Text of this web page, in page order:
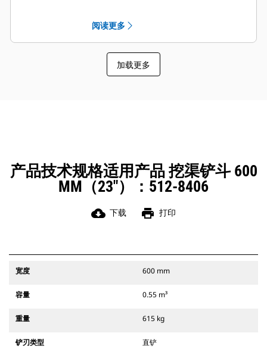
能铲斗配有可优化挖掘力的凹销，当
与 Cat 抓销式快速连接器配套使用
时，可加速铲斗工作循环。
此外，Cat 抓销式快速连接器还允许操
作员反向连接铲斗，从而更容易地对
此外，还提供挖渠宽度连接器。
与 CW 专用连接器系统兼容的附件采
用固定式快速连接器铰接件。CW 专用
连接器采用楔式锁定系统，确保始终
稳固地连接附件。
CW 专用连接器适用于所有履带式挖掘
阅读更多
加载更多
产品技术规格适用产品 挖渠铲斗 600
MM（23"）：512-8406
cloud_download 下载 print 打印
宽度 600 mm
容量 0.55 m³
重量 615 kg
铲刃类型 直铲